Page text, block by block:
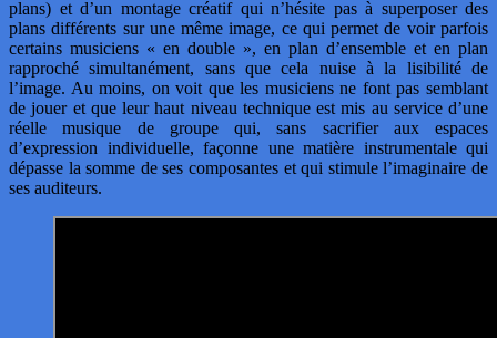
plans) et d’un montage créatif qui n’hésite pas à superposer des
plans différents sur une même image, ce qui permet de voir parfois
certains musiciens « en double », en plan d’ensemble et en plan
rapproché simultanément, sans que cela nuise à la lisibilité de
l’image. Au moins, on voit que les musiciens ne font pas semblant
de jouer et que leur haut niveau technique est mis au service d’une
réelle musique de groupe qui, sans sacrifier aux espaces
d’expression individuelle, façonne une matière instrumentale qui
dépasse la somme de ses composantes et qui stimule l’imaginaire de
ses auditeurs.